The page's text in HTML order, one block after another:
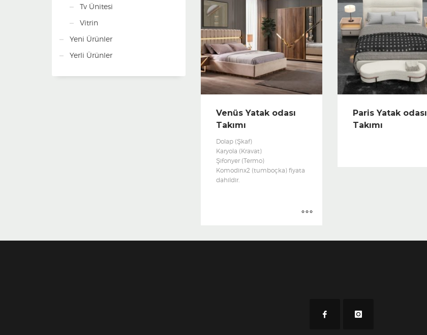
Venüs Yatak odası
Takımı
Dolap (Şkaf)
Karyola (Kravat)
Şifonyer (Termo)
Komodinx2 (tumboçka) fiyata
dahildir.
Paris Yatak odası
Takımı
Tv Ünitesi
Vitrin
Yeni Ürünler
Yerli Ürünler